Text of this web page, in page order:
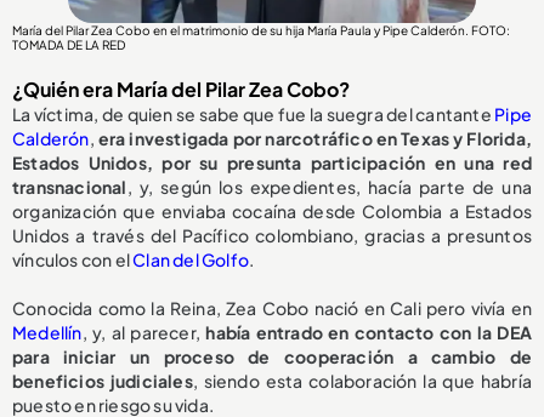
María del Pilar Zea Cobo en el matrimonio de su hija María Paula y Pipe Calderón. FOTO:
TOMADA DE LA RED
¿Quién era María del Pilar Zea Cobo?
La víctima, de quien se sabe que fue la suegra del cantante Pipe
Calderón era investigada por narcotráfico en Texas y Florida,
Estados Unidos, por su presunta participación en una red
transnacional , y, según los expedientes, hacía parte de una
organización que enviaba cocaína desde Colombia a Estados
Unidos a través del Pacífico colombiano, gracias a presuntos
vínculos con elClan del Golfo
Conocida como la Reina, Zea Cobo nació en Cali pero vivía en
Medellín , y, al parecer,había entrado en contacto con la DEA
para iniciar un proceso de cooperación a cambio de
beneficios judiciales, siendo esta colaboración la que habría
puesto en riesgo su vida.